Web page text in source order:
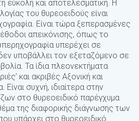
εύκολη και αποτελεσματική. Η
του θυρεοειδούς είναι
Είναι τώρα ξεπερασμένες
απεικόνισης, όπως το
υπερέχει σε
δεν υποβάλλει τον εξεταζόμενο σε
Τα ίδια πλεονεκτήματα
και ακριβές Αξονική και
Είναι συχνή, ιδιαίτερα στην
στο θυρεοειδικό παρέγχυμα
της διαφορικής διάγνωσης των
υπάρχει στο θυρεοειδικό